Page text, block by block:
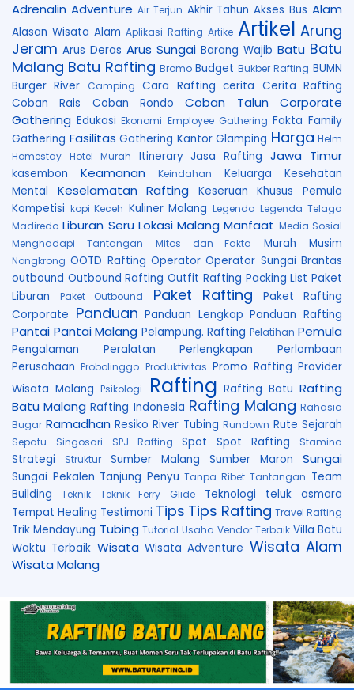
Adrenalin Adventure Air Terjun Akhir Tahun Akses Bus Alam
Alasan Wisata Alam Aplikasi Rafting Artike Artikel Arung
Jeram Arus Deras Arus Sungai Barang Wajib Batu Batu
Malang Batu Rafting Bromo Budget Bukber Rafting BUMN
Burger River
Camping Cara Rafting cerita Cerita Rafting
Coban Rais
Coban Rondo Coban Talun
Corporate
Gathering Edukasi Ekonomi Employee Gathering Fakta Family
Gathering Fasilitas Gathering Kantor Glamping Harga Helm
Homestay Hotel Murah Itinerary Jasa Rafting Jawa Timur
kasembon Keamanan Keindahan Keluarga
Kesehatan
Mental
Keselamatan Rafting Keseruan
Khusus Pemula
Kompetisi kopi Keceh Kuliner Malang Legenda Legenda Telaga
Madiredo Liburan Seru Lokasi Malang Manfaat Media Sosial
Menghadapi Tantangan
Mitos dan Fakta Murah Musim
Nongkrong OOTD Rafting Operator Operator Sungai Brantas
outbound Outbound Rafting Outfit Rafting Packing List Paket
Liburan
Paket Outbound Paket Rafting
Paket Rafting
Corporate Panduan Panduan Lengkap Panduan Rafting
Pantai Pantai Malang Pelampung. Rafting Pelatihan Pemula
Pengalaman Peralatan Perlengkapan
Perlombaan
Perusahaan Probolinggo Produktivitas Promo Rafting Provider
Wisata Malang Psikologi Rafting Rafting Batu Rafting
Batu Malang Rafting Indonesia Rafting Malang Rahasia
Bugar Ramadhan Resiko River Tubing Rundown Rute Sejarah
Sepatu Singosari SPJ Rafting Spot Spot Rafting Stamina
Strategi Struktur Sumber Malang Sumber Maron Sungai
Sungai Pekalen Tanjung Penyu Tanpa Ribet Tantangan Team
Building
Teknik Teknik Ferry Glide Teknologi
teluk asmara
Tempat Healing Testimoni Tips Tips Rafting Travel Rafting
Trik Mendayung Tubing Tutorial Usaha Vendor Terbaik Villa Batu
Waktu Terbaik Wisata Wisata Adventure Wisata Alam
Wisata Malang